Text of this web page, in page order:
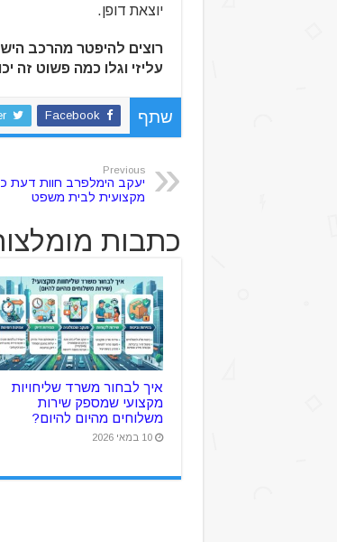
יוצאת דופן.
רוצים להיפטר מהרכב
עליזי וגלו כמה פשוט זה
שתף Facebook
Previous
יעקב הימלפרב חוות דעת
מקצועית לבית משפט
כתבות
איך לבחור משרד שליחויות
מקצועי שמספק שירות
משלוחים מהיום להיום?
10 במאי 2026